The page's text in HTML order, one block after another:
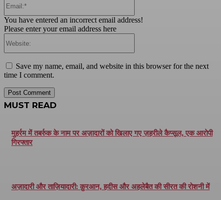
You have entered an incorrect email address!
Please enter your email address here
Save my name, email, and website in this browser for the next
time I comment.
MUST READ
मुहर्रम में तबर्रुक के नाम पर अज़ादारों को खिलाए गए ज़हरीले कैप्सूल, एक आरोपी
गिरफ्तार
अज़ादारी और ताज़ियादारी: क़ुरआन, हदीस और अहलेबैत की सीरत की रोशनी में